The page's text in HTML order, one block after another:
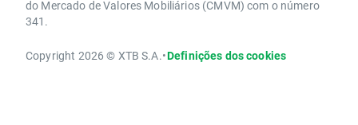
do Mercado de Valores Mobiliários (CMVM) com o número
341.
Copyright 2026 © XTB S.A.•Definições dos cookies